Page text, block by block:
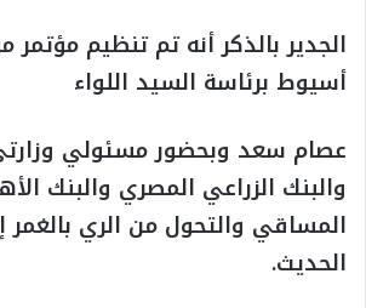
الجدير بالذكر أنه تم تنظيم
أسيوط برئاسة السيد اللواء
عصام سعد وبحضور مسئولي وزارتى
والبنك الزراعي المصري والبنك
المساقي والتحول من الري بالغمر
الحديث.